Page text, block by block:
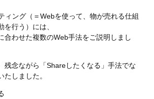
ィング（＝Webを使って、物が売れる仕組
行う）には、
合わせた複数のWeb手法をご説明しまし
残念ながら「Shareしたくなる」手法でな
たしました。